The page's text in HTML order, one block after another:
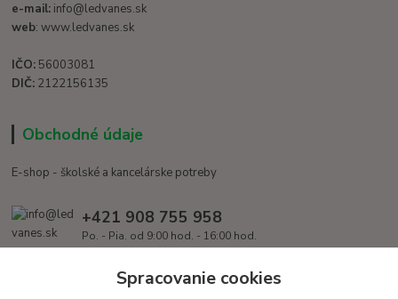
e-mail: info@ledvanes.sk
web: www.ledvanes.sk
IČO: 56003081
DIČ: 2122156135
Obchodné údaje
E-shop - školské a kancelárske potreby
+421 908 755 958
Po. - Pia. od 9:00 hod. - 16:00 hod.
info@ledvanes.skSpracovanie cookies